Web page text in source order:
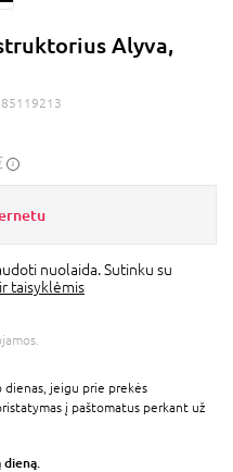
Alyva,
nuolaida. Sutinku su
taisyklėmis
dienas, jeigu prie prekės
į paštomatus perkant už